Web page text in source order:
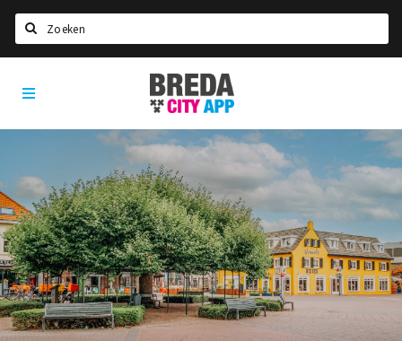
Home
Agenda
Party pics
Nieuws, interviews & blogs
Eten
Drinken
Slapen
Breda
City
App